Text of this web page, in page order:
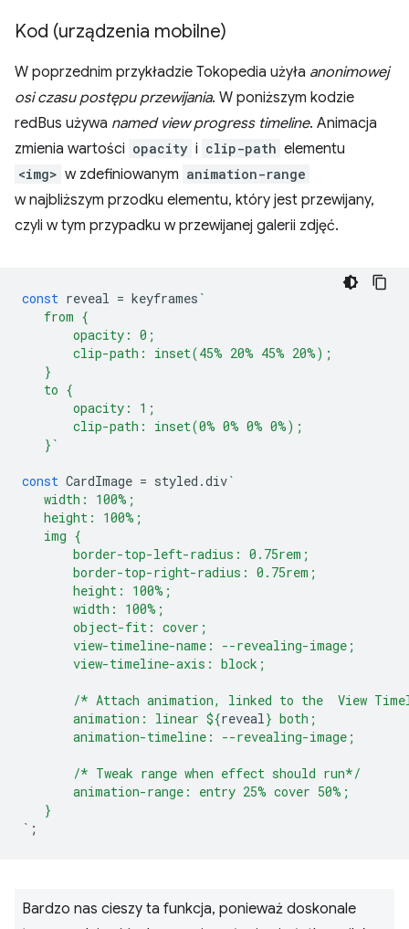
Kod (urządzenia mobilne)
W poprzednim przykładzie Tokopedia użyła anonimowej
osi czasu postępu przewijania. W poniższym kodzie
redBus używa named view progress timeline. Animacja
zmienia wartości opacity i clip-path elementu
<img> w zdefiniowanym animation-range
w najbliższym przodku elementu, który jest przewijany,
czyli w tym przypadku w przewijanej galerii zdjęć.
const reveal = keyframes `
   from {
       opacity: 0;
       clip-path: inset(45% 20% 45% 20%);
   }
   to {
       opacity: 1;
       clip-path: inset(0% 0% 0% 0%);
   }`
const CardImage = styled .div`
   width: 100%;
   height: 100%;
   img {
       border-top-left-radius: 0.75rem;
       border-top-right-radius: 0.75rem;
       height: 100%;
       width: 100%;
       object-fit: cover;
       view-timeline-name: --revealing-image;
       view-timeline-axis: block;
/* Attach animation, linked to the  View
       animation: linear
${reveal} both;
       animation-timeline: --revealing-image;
       /* Tweak range when effect should run*/
       animation-range: entry 25% cover 50%;
   }
` ;
Bardzo nas cieszy ta funkcja, ponieważ doskonale